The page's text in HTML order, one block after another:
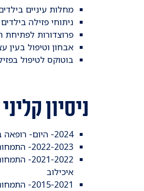
מחלות עיניים
ניתוחי פזילה
פרוצדורות לפתיחת
אבחון וטיפול בעין
בוטוקס לטיפול
ניסיון קליני
2024- היום- רופאה בכירה ביחידת עיניים ילדים ופזילה, מערך עיניים איכילוב
2022-2023- התמחות על ברפואת עיניים ילדים ופזילה בבי"ח IWK, הליפקס, קנדה.
2021-
איכילוב
2015-2021- התמחות ברפואת עיניים, המרכז הרפואי מאיר